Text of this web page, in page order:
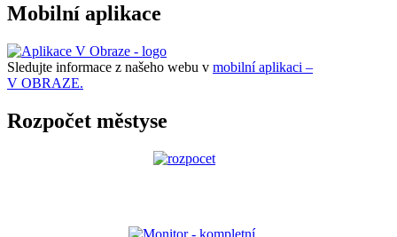
Mobilní aplikace
Sledujte informace z našeho webu v mobilní aplikaci –
V OBRAZE.
Rozpočet městyse